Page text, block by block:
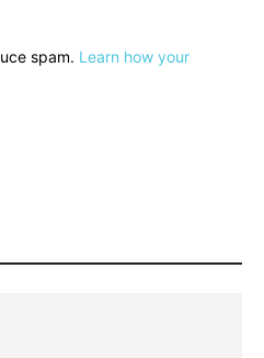
spam. Learn how your